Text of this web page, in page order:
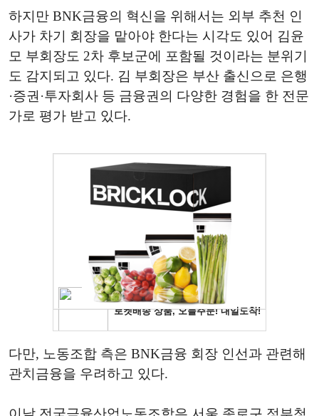
하지만 BNK금융의 혁신을 위해서는 외부 추천 인
사가 차기 회장을 맡아야 한다는 시각도 있어 김윤
모 부회장도 2차 후보군에 포함될 것이라는 분위기
도 감지되고 있다. 김 부회장은 부산 출신으로 은행
·증권·투자회사 등 금융권의 다양한 경험을 한 전문
가로 평가 받고 있다.
다만, 노동조합 측은 BNK금융 회장 인선과 관련해
관치금융을 우려하고 있다.